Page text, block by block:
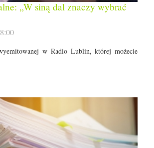
„W siną dal znaczy wybrać
w Radio Lublin, której możecie